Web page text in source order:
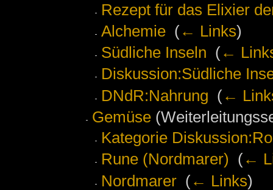
Rezept für das Elixier
Alchemie‎ (← Links)
Südliche Inseln (←
Diskussion:Südliche
DNdR:Nahrung (←
Gemüse
Kategorie
Rune (Nordmarer)
(←
Nordmarer‎ (← Links)